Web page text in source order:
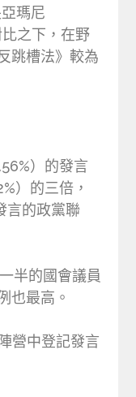
瑪尼
之下，在野
跳槽法》較為
）的發言
）的三倍，
言的政黨聯
半的國會議員
也最高。
營中登記發言